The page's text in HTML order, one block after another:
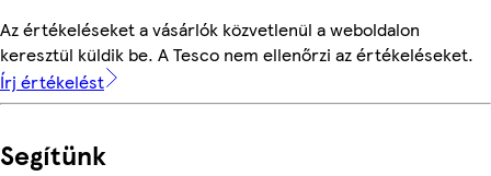
Az értékeléseket a vásárlók közvetlenül a weboldalon
keresztül küldik be. A Tesco nem ellenőrzi az értékeléseket.
Írj értékelést
Segítünk